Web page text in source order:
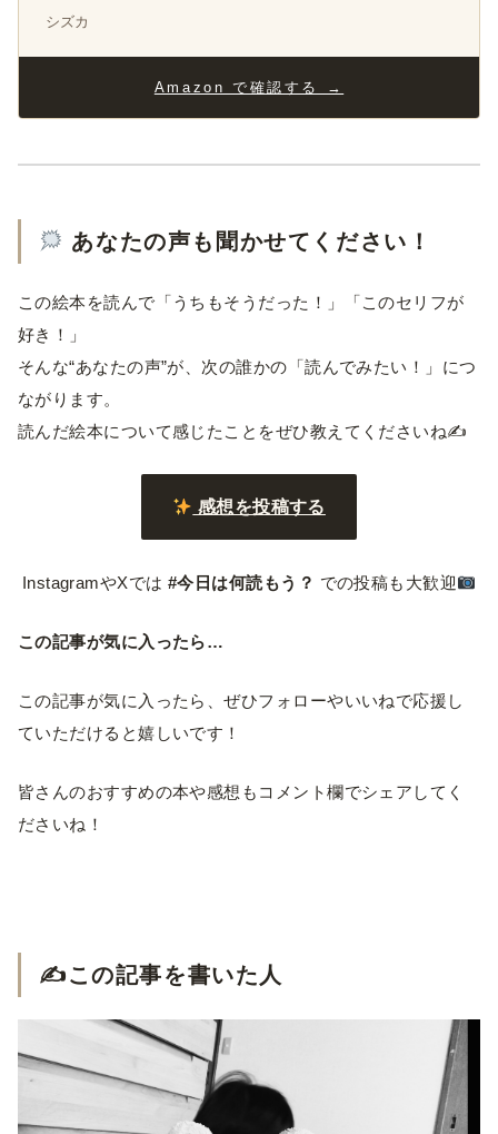
シズカ
Amazon で確認する →
あなたの声も聞かせてください！
この絵本を読んで「うちもそうだった！」「このセリフが
好き！」
そんな“あなたの声”が、次の誰かの「読んでみたい！」につ
ながります。
読んだ絵本について感じたことをぜひ教えてくださいね✍️
感想を投稿する
InstagramやXでは#今日は何読もう？ での投稿も大歓迎
この記事が気に入ったら…
この記事が気に入ったら、ぜひフォローやいいねで応援し
ていただけると嬉しいです！
皆さんのおすすめの本や感想もコメント欄でシェアしてく
ださいね！
✍️この記事を書いた人